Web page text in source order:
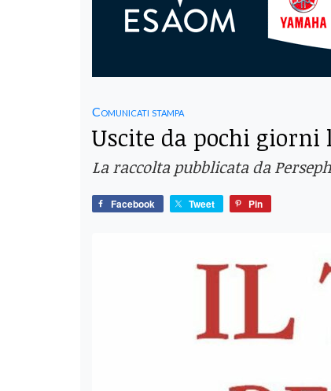
Comunicati stampa
Uscite da pochi giorni
La raccolta pubblicata da
Facebook Tweet Pin